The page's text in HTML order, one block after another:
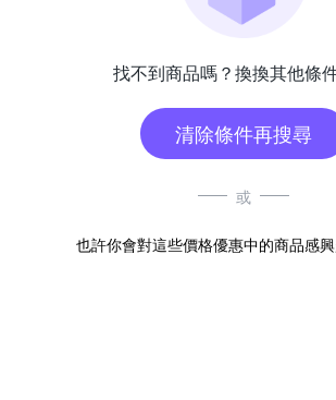
找不到商品嗎？換換其他條
清除條件再搜尋
或
也許你會對這些價格優惠中的商品感興